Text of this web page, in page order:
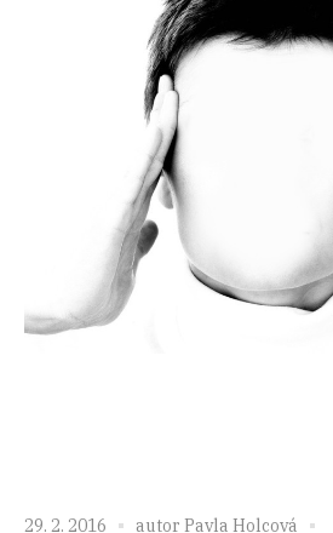
29. 2. 2016 autor Pavla Holcová